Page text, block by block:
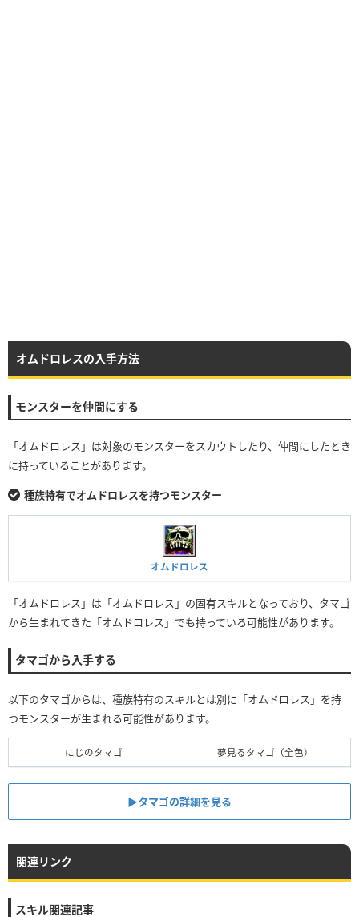
オムドロレスの入手方法
モンスターを仲間にする
「オムドロレス」は対象のモンスターをスカウトしたり、仲間にしたとき
に持っていることがあります。
種族特有でオムドロレスを持つモンスター
オムドロレス
「オムドロレス」は「オムドロレス」の固有スキルとなっており、タマゴ
から生まれてきた「オムドロレス」でも持っている可能性があります。
タマゴから入手する
以下のタマゴからは、種族特有のスキルとは別に「オムドロレス」を持
つモンスターが生まれる可能性があります。
にじのタマゴ 夢見るタマゴ（全色）
▶タマゴの詳細を見る
関連リンク
スキル関連記事